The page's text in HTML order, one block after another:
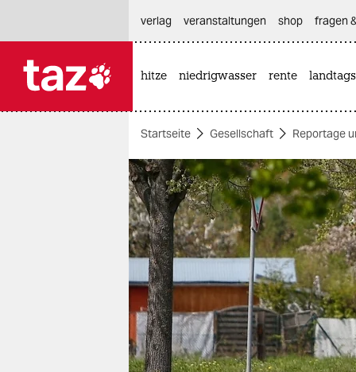
themen
politik
öko
gesellschaft
kultur
sport
berlin
verlag
veranstaltungen shop fragen
hitze niedrigwasser rente
Startseite Gesellschaft Reportage